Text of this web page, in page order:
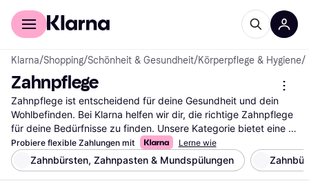
Für Shopper
Klarna/Shopping/Schönheit & Gesundheit/Körperpflege & Hygiene/
Zahnpflege
Zahnpflege ist entscheidend für deine Gesundheit und dein
Wohlbefinden. Bei Klarna helfen wir dir, die richtige Zahnpflege
für deine Bedürfnisse zu finden. Unsere Kategorie bietet eine
breite Auswahl an Produkten, die du mit unseren praktischen
Filtern durchsuchen kannst. Egal, ob du nach Zahnbürsten,
Zahnseide oder Mundspülungen suchst, unsere Filter führen
dich schnell zur besten Option. Du kannst nach Marke, Preis
Probiere flexible Zahlungen mit Lerne wie
Zahnbürsten, Zahnpasten & Mundspülungen